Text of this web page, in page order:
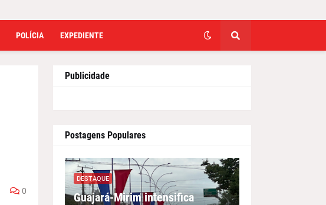
POLÍCIA EXPEDIENTE
0
Publicidade
Postagens Populares
DESTAQUE
Guajará-Mirim intensifica